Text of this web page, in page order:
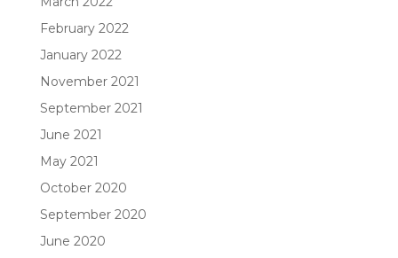
February 2022
January 2022
November 2021
September 2021
June 2021
May 2021
October 2020
September 2020
June 2020